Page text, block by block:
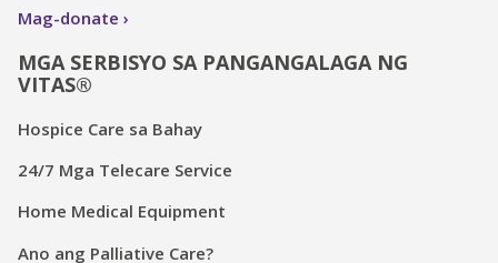
Mag-donate
MGA SERBISYO SA PANGANGALAGA NG
VITAS®
Hospice Care sa Bahay
24/7 Mga Telecare Service
Home Medical Equipment
Ano ang Palliative Care?